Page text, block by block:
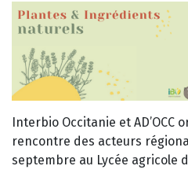
Interbio Occitanie et AD’OCC
rencontre des acteurs
septembre au Lycée agricole